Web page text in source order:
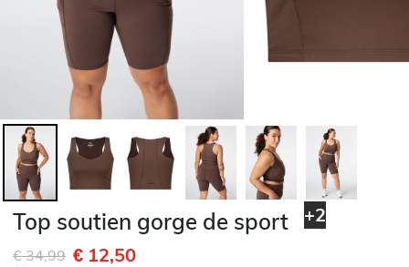
+2
Top soutien gorge de sport
Remise de
€ 34,99à€ 12,50